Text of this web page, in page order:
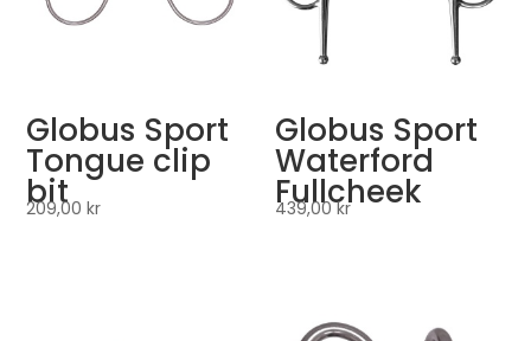
Globus Sport
Tongue clip
bit
209,00kr
Globus Sport
Waterford
Fullcheek
439,00kr